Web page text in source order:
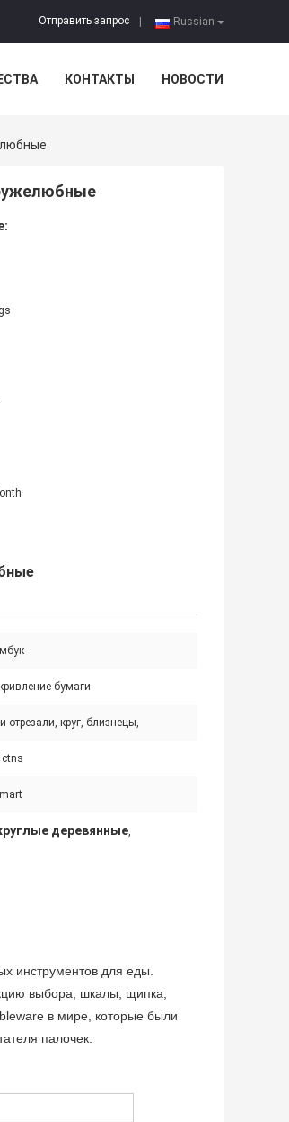
Russian
Отправить запрос
КОНТАКТЫ НОВОСТИ
бумаги
отрезали, круг, близнецы,
ctns
деревянные,
инструментов для еды.
выбора, шкалы, щипка,
в мире, которые были
палочек.